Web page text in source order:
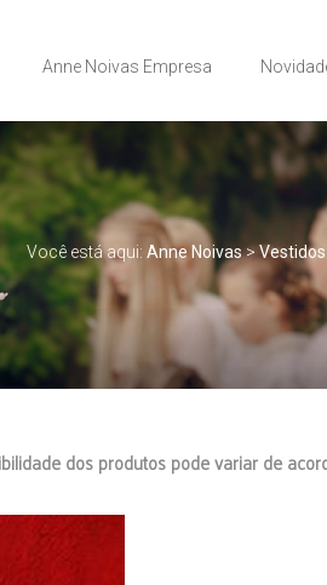
Anne Noivas Empresa
Você está aqui: Anne Noivas>Vestidos
dos produtos pode variar de